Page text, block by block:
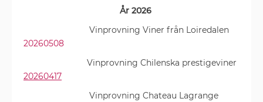
År 2026
Vinprovning Viner från Loiredalen
20260508
Vinprovning Chilenska prestigeviner
20260417
Vinprovning Chateau Lagrange